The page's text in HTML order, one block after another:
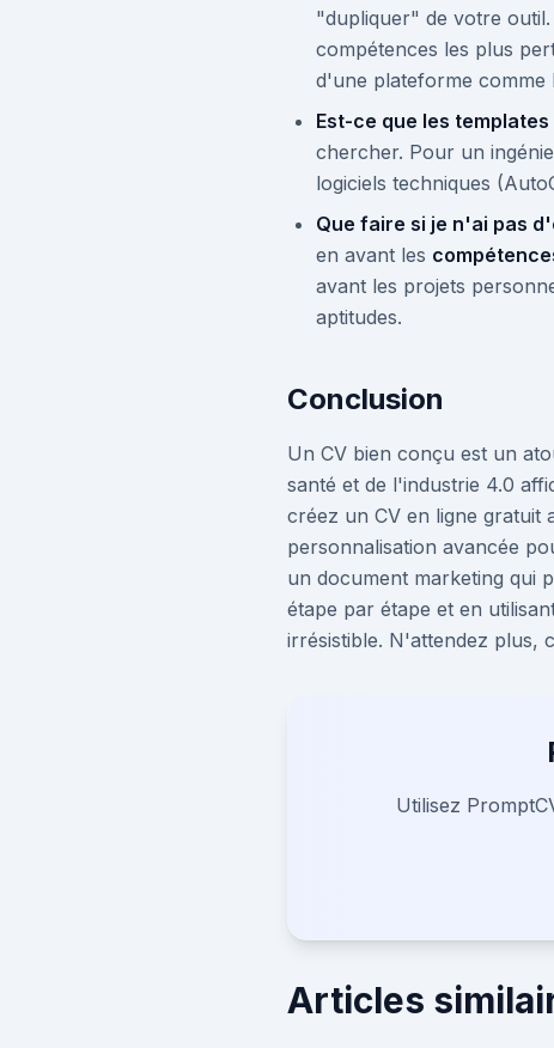
"dupliquer" de votre
compétences les plus
d'une plateforme comme
Est-ce que les
chercher. Pour un
logiciels techniques
Que faire si je n'ai pas
en avant les
avant les projets
aptitudes.
Conclusion
Un CV bien conçu est un
santé et de l'industrie 4.0
créez un CV en ligne gratuit
personnalisation avancée
un document marketing qui
étape par étape et en
irrésistible. N'attendez plus,
Utilisez
Articles